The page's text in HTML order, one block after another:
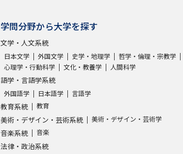
学問分野から大学を探す
文学・人文系統
日本文学 外国文学 史学・地理学
哲学・倫理・宗教学
心理学・行動科学
文化・教養学 人間科学
語学・言語学系統
外国語学 日本語学 言語学
教育系統 教育
美術・デザイン・芸術系統 美術・デザイン・芸術学
音楽系統 音楽
法律・政治系統